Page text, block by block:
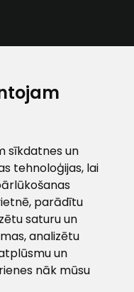
sīkdatnes un
tehnoloģijas, lai
parādītu
saturu un
analizētu
un
nāk mūsu
LV - 3801